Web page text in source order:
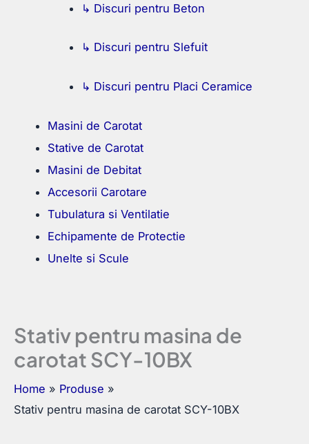
↳ Discuri pentru Beton
↳ Discuri pentru Slefuit
↳ Discuri pentru Placi Ceramice
Masini de Carotat
Stative de Carotat
Masini de Debitat
Accesorii Carotare
Tubulatura si Ventilatie
Echipamente de Protectie
Unelte si Scule
Stativ pentru masina de
carotat SCY-10BX
Home
Produse
Stativ pentru masina de carotat SCY-10BX